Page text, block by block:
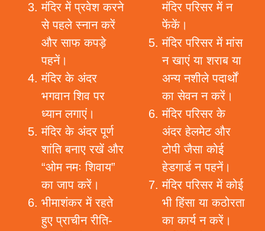
मंदिर में प्रवेश करने
से पहले स्नान करें
और साफ कपड़े
पहनें।
मंदिर के अंदर
भगवान शिव पर
ध्यान लगाएं।
मंदिर के अंदर पूर्ण
शांति बनाए रखें और
“ओम नमः शिवाय”
का जाप करें।
भीमाशंकर में रहते
हुए प्राचीन रीति-
मंदिर परिसर में न
फेंकें।
मंदिर परिसर में मांस
न खाएं या शराब या
अन्य नशीले पदार्थों
का सेवन न करें।
मंदिर परिसर के
अंदर हेलमेट और
टोपी जैसा कोई
हेडगार्ड न पहनें।
मंदिर परिसर में कोई
भी हिंसा या कठोरता
का कार्य न करें।